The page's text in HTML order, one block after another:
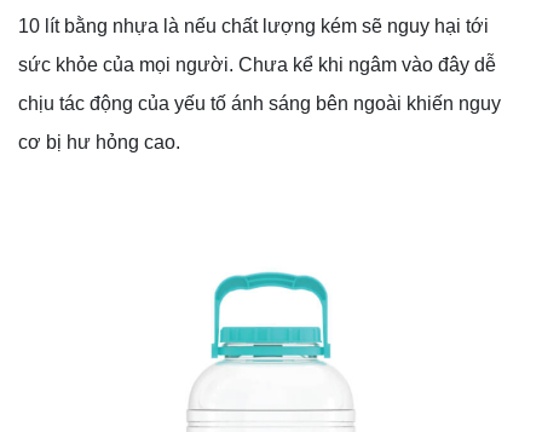
10 lít bằng nhựa là nếu chất lượng kém sẽ nguy hại tới
sức khỏe của mọi người. Chưa kể khi ngâm vào đây dễ
chịu tác động của yếu tố ánh sáng bên ngoài khiến nguy
cơ bị hư hỏng cao.